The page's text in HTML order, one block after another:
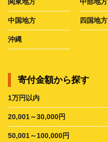
中国地方 四国地方
沖縄
寄付金額から探す
1万円以内
20,001～30,000円
50,001～100,000円